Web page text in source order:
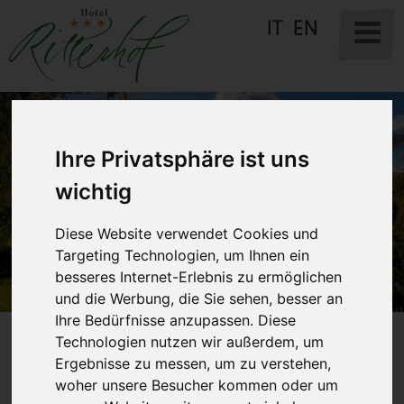
Ihre Privatsphäre ist uns
wichtig
Diese Website verwendet Cookies und
Targeting Technologien, um Ihnen ein
besseres Internet-Erlebnis zu ermöglichen
und die Werbung, die Sie sehen, besser an
Ihre Bedürfnisse anzupassen. Diese
Technologien nutzen wir außerdem, um
Ergebnisse zu messen, um zu verstehen,
woher unsere Besucher kommen oder um
EN
Top Angebote - Pauschalreisen